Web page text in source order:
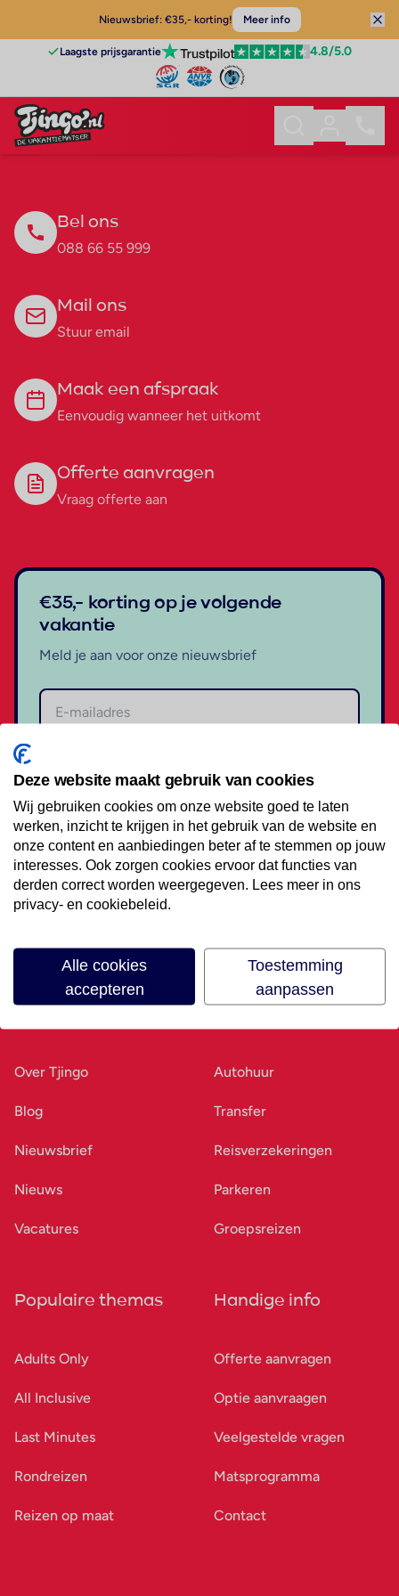
Nieuwsbrief: €35,- korting! Meer info
Laagste prijsgarantie 4.8/5.0
Bel ons
088 66 55 999
Mail ons
Stuur email
Maak een afspraak
Eenvoudig wanneer het uitkomt
Offerte aanvragen
Vraag offerte aan
€35,- korting op je volgende
vakantie
Meld je aan voor onze nieuwsbrief
Volg ons op social media
Over Tjingo
Blog
Nieuwsbrief
Nieuws
Vacatures
Autohuur
Transfer
Reisverzekeringen
Parkeren
Groepsreizen
Populaire themas
Adults Only
All Inclusive
Last Minutes
Rondreizen
Reizen op maat
Handige info
Offerte aanvragen
Optie aanvraagen
Veelgestelde vragen
Matsprogramma
Contact
Deze website maakt gebruik van cookies
Wij gebruiken cookies om onze website goed te laten
werken, inzicht te krijgen in het gebruik van de website en
onze content en aanbiedingen beter af te stemmen op jouw
interesses. Ook zorgen cookies ervoor dat functies van
derden correct worden weergegeven. Lees meer in ons
privacy- en cookiebeleid.
Alle cookies
accepteren
Toestemming
aanpassen